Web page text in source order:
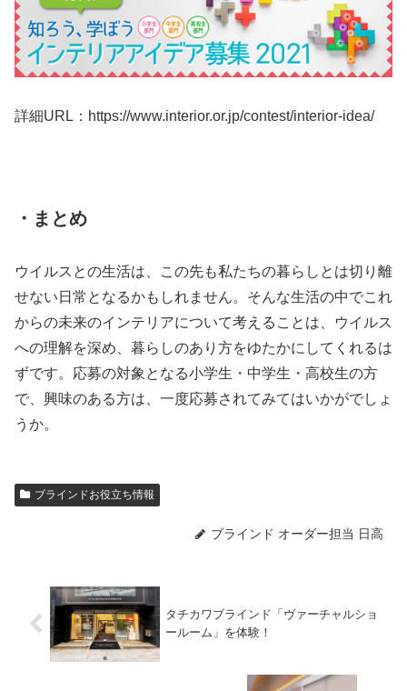
詳細URL： https://www.interior.or.jp/contest/interior-idea/
・まとめ
ウイルスとの生活は、この先も私たちの暮らしとは切り離
せない日常となるかもしれません。そんな生活の中でこれ
からの未来のインテリアについて考えることは、ウイルス
への理解を深め、暮らしのあり方をゆたかにしてくれるは
ずです。応募の対象となる小学生・中学生・高校生の方
で、興味のある方は、一度応募されてみてはいかがでしょ
うか。
ブラインドお役立ち情報
ブラインド オーダー担当 日高
タチカワブラインド「ヴァーチャルショ
ールーム」を体験！